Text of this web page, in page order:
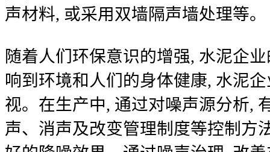
声材料, 或采用双墙隔声墙处理等。
随着人们环保意识的增强, 水泥企
响到环境和人们的身体健康, 水泥
视。在生产中, 通过对噪声源分析,
声、消声及改变管理制度等控制方